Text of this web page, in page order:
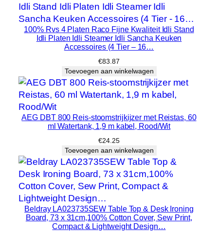
e
n
k
e
n
V
…
h
o
e
100% Rvs 4 Platen Raco Fijne Kwaliteit Idli Stand
Idli Platen Idli Steamer Idli Sancha Keuken
Accessoires (4 Tier – 16…
€83.87
Toevoegen aan winkelwagen
AEG DBT 800 Reis-stoomstrijkijzer met Reistas, 60
ml Watertank, 1,9 m kabel, Rood/Wit
€24.25
Toevoegen aan winkelwagen
Beldray LA023735SEW Table Top & Desk Ironing
Board, 73 x 31cm,100% Cotton Cover, Sew Print,
Compact & Lightweight Design…